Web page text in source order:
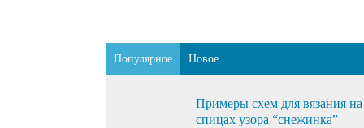
Популярное Новое
Примеры схем для вязания на
спицах узора “снежинка”